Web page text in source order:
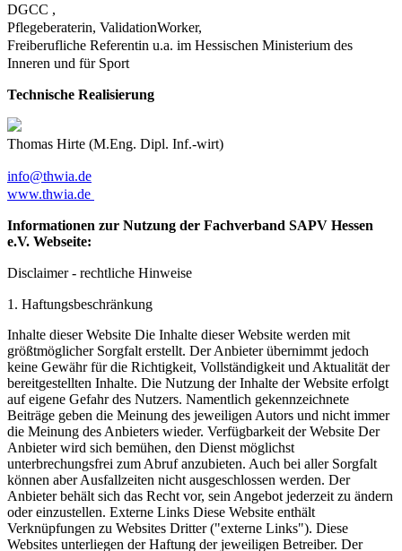
DGCC ,
Pflegeberaterin, ValidationWorker,
Freiberufliche Referentin u.a. im Hessischen Ministerium des
Inneren und für Sport
Technische Realisierung
Thomas Hirte (M.Eng. Dipl. Inf.-wirt)
info@thwia.de
www.thwia.de
Informationen zur Nutzung der Fachverband SAPV Hessen
e.V. Webseite:
Disclaimer - rechtliche Hinweise
1. Haftungsbeschränkung
Inhalte dieser Website Die Inhalte dieser Website werden mit
größtmöglicher Sorgfalt erstellt. Der Anbieter übernimmt jedoch
keine Gewähr für die Richtigkeit, Vollständigkeit und Aktualität der
bereitgestellten Inhalte. Die Nutzung der Inhalte der Website erfolgt
auf eigene Gefahr des Nutzers. Namentlich gekennzeichnete
Beiträge geben die Meinung des jeweiligen Autors und nicht immer
die Meinung des Anbieters wieder. Verfügbarkeit der Website Der
Anbieter wird sich bemühen, den Dienst möglichst
unterbrechungsfrei zum Abruf anzubieten. Auch bei aller Sorgfalt
können aber Ausfallzeiten nicht ausgeschlossen werden. Der
Anbieter behält sich das Recht vor, sein Angebot jederzeit zu ändern
oder einzustellen. Externe Links Diese Website enthält
Verknüpfungen zu Websites Dritter ("externe Links"). Diese
Websites unterliegen der Haftung der jeweiligen Betreiber. Der